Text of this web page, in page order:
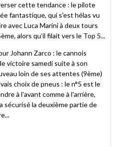
cette tendance : le pilote
fantastique, qui s'est hélas vu
avec Luca Marini à deux tours
alors qu'il filait vers le Top 5...
Johann Zarco : le cannois
victoire samedi suite à son
loin de ses attentes (9ème)
choix de pneus : le n°5 est le
à l'avant comme à l'arrière,
la deuxième partie de